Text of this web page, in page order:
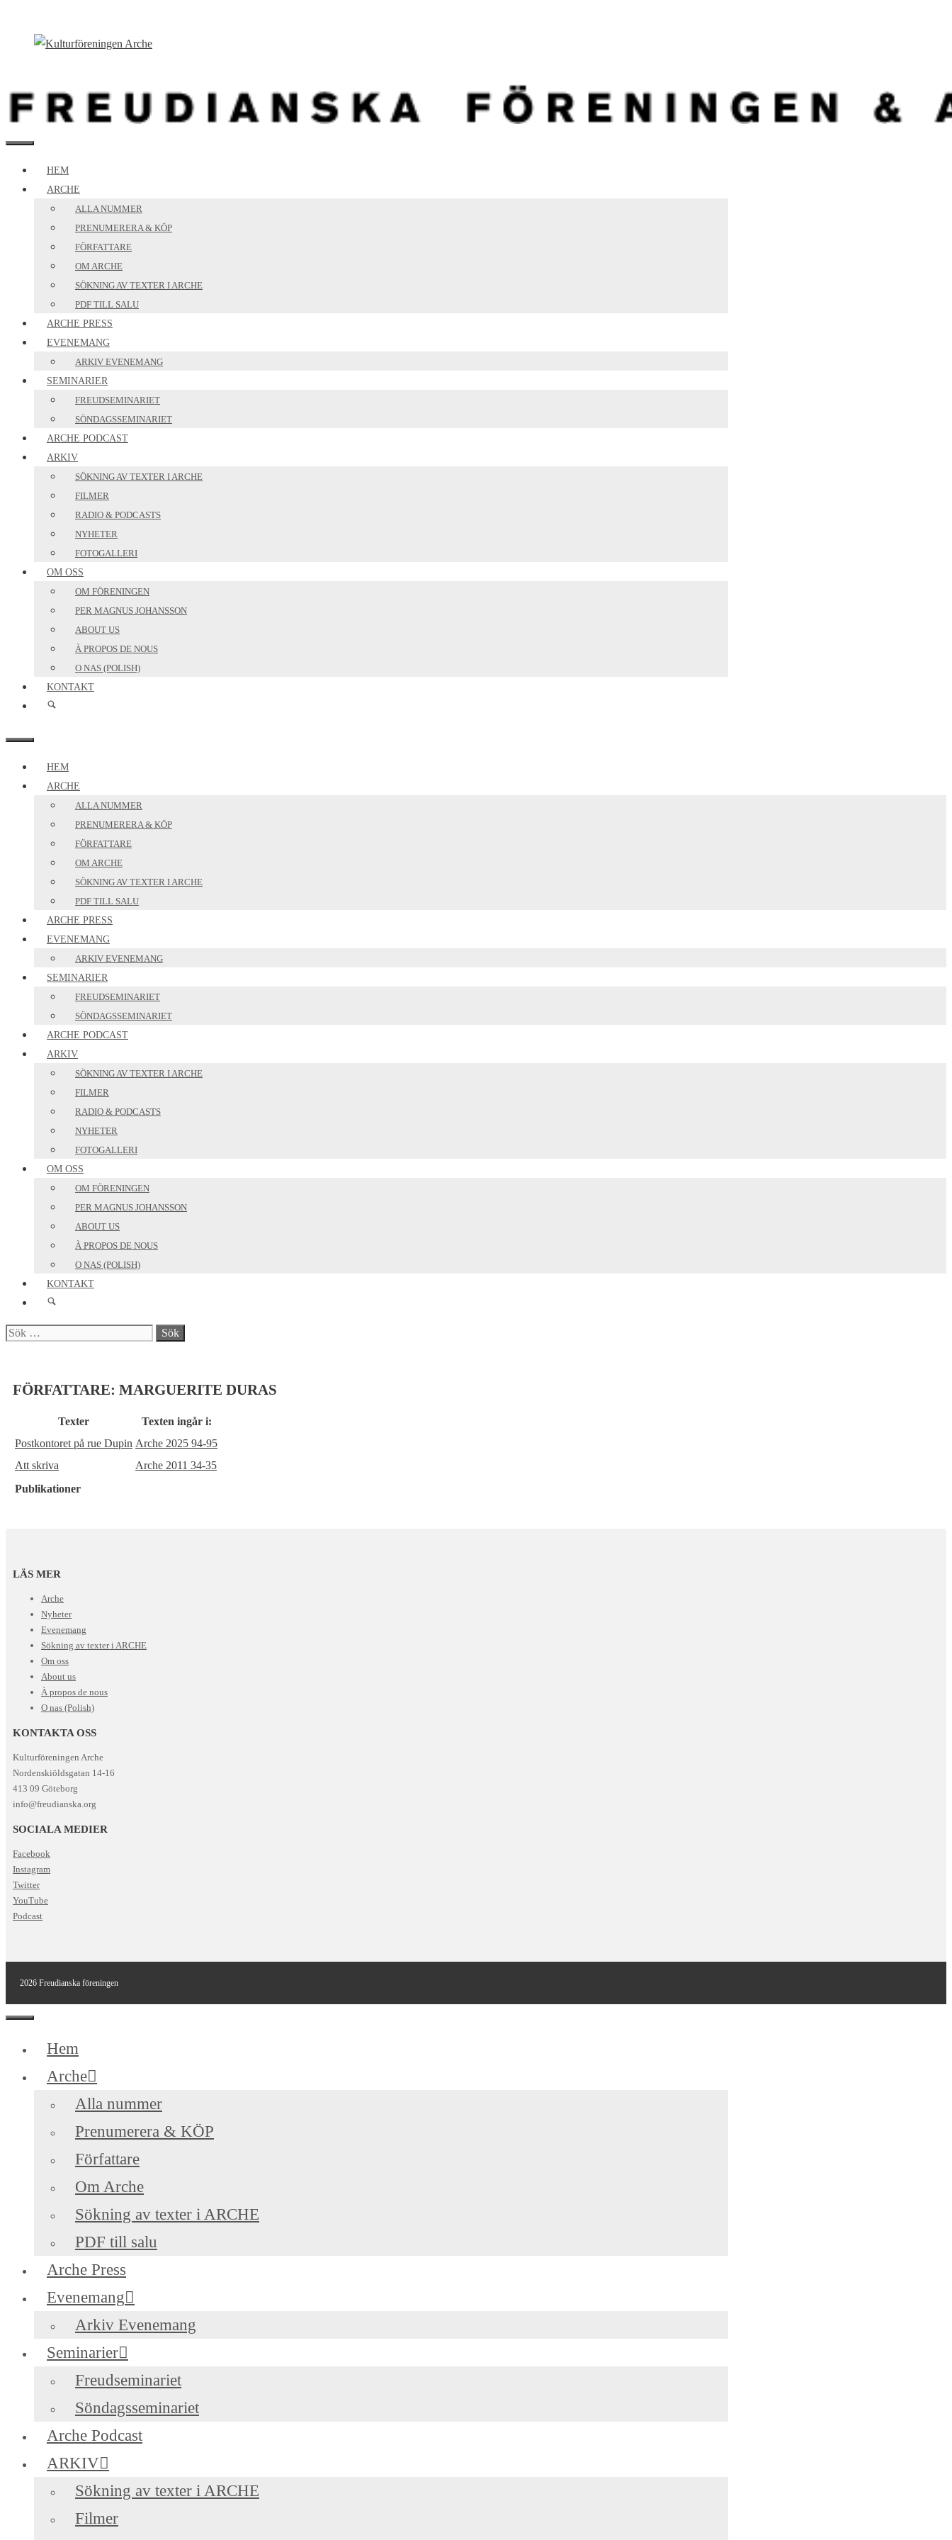
MENY
HEM
ARCHE
ALLA NUMMER
PRENUMERERA & KÖP
FÖRFATTARE
OM ARCHE
SÖKNING AV TEXTER I ARCHE
PDF TILL SALU
ARCHE PRESS
EVENEMANG
ARKIV EVENEMANG
SEMINARIER
FREUDSEMINARIET
SÖNDAGSSEMINARIET
ARCHE PODCAST
ARKIV
SÖKNING AV TEXTER I ARCHE
FILMER
RADIO & PODCASTS
NYHETER
FOTOGALLERI
OM OSS
OM FÖRENINGEN
PER MAGNUS JOHANSSON
ABOUT US
À PROPOS DE NOUS
O NAS (POLISH)
KONTAKT
MENY
HEM
ARCHE
ALLA NUMMER
PRENUMERERA & KÖP
FÖRFATTARE
OM ARCHE
SÖKNING AV TEXTER I ARCHE
PDF TILL SALU
ARCHE PRESS
EVENEMANG
ARKIV EVENEMANG
SEMINARIER
FREUDSEMINARIET
SÖNDAGSSEMINARIET
ARCHE PODCAST
ARKIV
SÖKNING AV TEXTER I ARCHE
FILMER
RADIO & PODCASTS
NYHETER
FOTOGALLERI
OM OSS
OM FÖRENINGEN
PER MAGNUS JOHANSSON
ABOUT US
À PROPOS DE NOUS
O NAS (POLISH)
KONTAKT
Sök
FÖRFATTARE: MARGUERITE DURAS
Texter
Texten ingår i:
Postkontoret på rue Dupin Arche 2025 94-95
Att skriva
Arche 2011 34-35
Publikationer
LÄS MER
Arche
Nyheter
Evenemang
Sökning av texter i ARCHE
Om oss
About us
À propos de nous
O nas (Polish)
KONTAKTA OSS
Kulturföreningen Arche
Nordenskiöldsgatan 14-16
413 09 Göteborg
info@freudianska.org
SOCIALA MEDIER
Facebook
Instagram
Twitter
YouTube
Podcast
2026 Freudianska föreningen
Stäng
Hem
Arche
Alla nummer
Prenumerera & KÖP
Författare
Om Arche
Sökning av texter i ARCHE
PDF till salu
Arche Press
Evenemang
Arkiv Evenemang
Seminarier
Freudseminariet
Söndagsseminariet
Arche Podcast
ARKIV
Sökning av texter i ARCHE
Filmer